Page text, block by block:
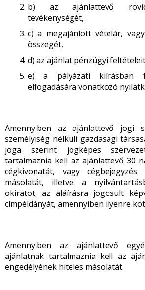
b) az ajánlattevő rövid
tevékenységét,
c) a megajánlott vételár,
összegét,
d) az ajánlat pénzügyi
e) a pályázati kiírásban
elfogadására vonatkozó
Amennyiben az ajánlattevő jogi
személyiség nélküli gazdasági
joga szerint jogképes
tartalmaznia kell az ajánlattevő 30
cégkivonatát, vagy
másolatát, illetve a
okiratot, az aláírásra jogosult
címpéldányát, amennyiben ilyenre
Amennyiben az ajánlattevő
ajánlatnak tartalmaznia kell az
engedélyének hiteles másolatát.